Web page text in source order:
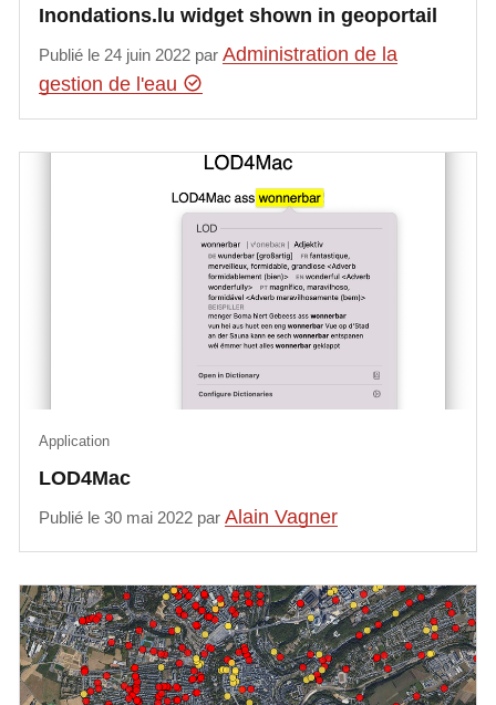
Inondations.lu widget shown in geoportail
Publié le 24 juin 2022 parAdministration de la
gestion de l'eau
LOD4Mac
Application
Publié le 30 mai 2022 parAlain Vagner